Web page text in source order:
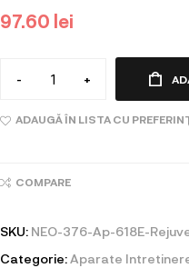
97.60 lei
- +
ADAUGĂ ÎN LISTA CU
COMPARE
SKU: NEO-376-Ap-618E-
Categorie:Aparate